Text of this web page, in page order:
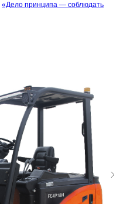
«Дело принципа — соблюдать